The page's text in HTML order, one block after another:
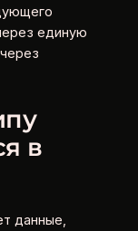
единую
в
данные,